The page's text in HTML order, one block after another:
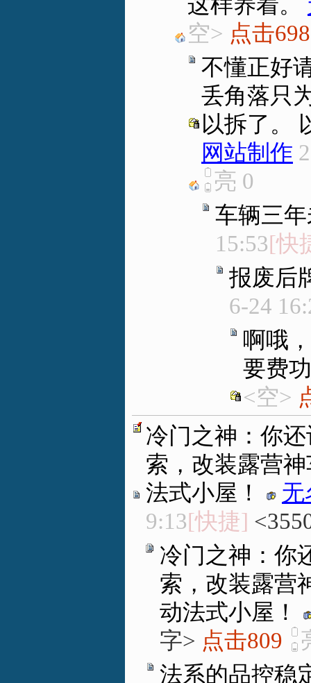
空> 点击698
不懂正好
丢角落只
以拆了。
网站制作
亮 0
车辆三
15:53[快
报废后
6-24
啊哦
要费
<空>
冷门之神：你
索，改装露营
法式小屋！
无
9:13[快捷]
冷门之神：你
索，改装露营
动法式小屋！
字> 点击809
法系的品控稳